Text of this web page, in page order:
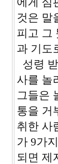
것은 말
피고 그
과 기도
성령
사를 놀
그들은
통을 거
취한 사
가 9가
되면 제